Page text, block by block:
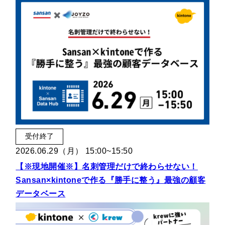
セミナー
運用相談してみる
受付終了
2026.06.29（月） 15:00~15:50
【※現地開催※】名刺管理だけで終わらせない！
Sansan×kintoneで作る『勝手に整う』最強の顧客
データベース